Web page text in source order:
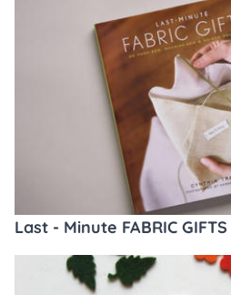
Last - Minute FABRIC GIFTS